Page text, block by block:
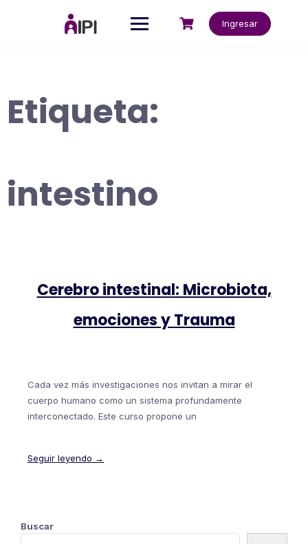
Ingresar
Etiqueta:
intestino
Cerebro intestinal: Microbiota,
emociones y Trauma
Cada vez más investigaciones nos invitan a mirar el
cuerpo humano como un sistema profundamente
interconectado. Este curso propone un
Seguir leyendo →
Buscar